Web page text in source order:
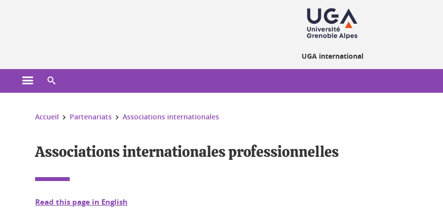
UGA international
Ouvrir le menu principal
Vous êtes ici :
Accueil Partenariats Associations internationales
Associations internationales professionnelles
Read this page in English